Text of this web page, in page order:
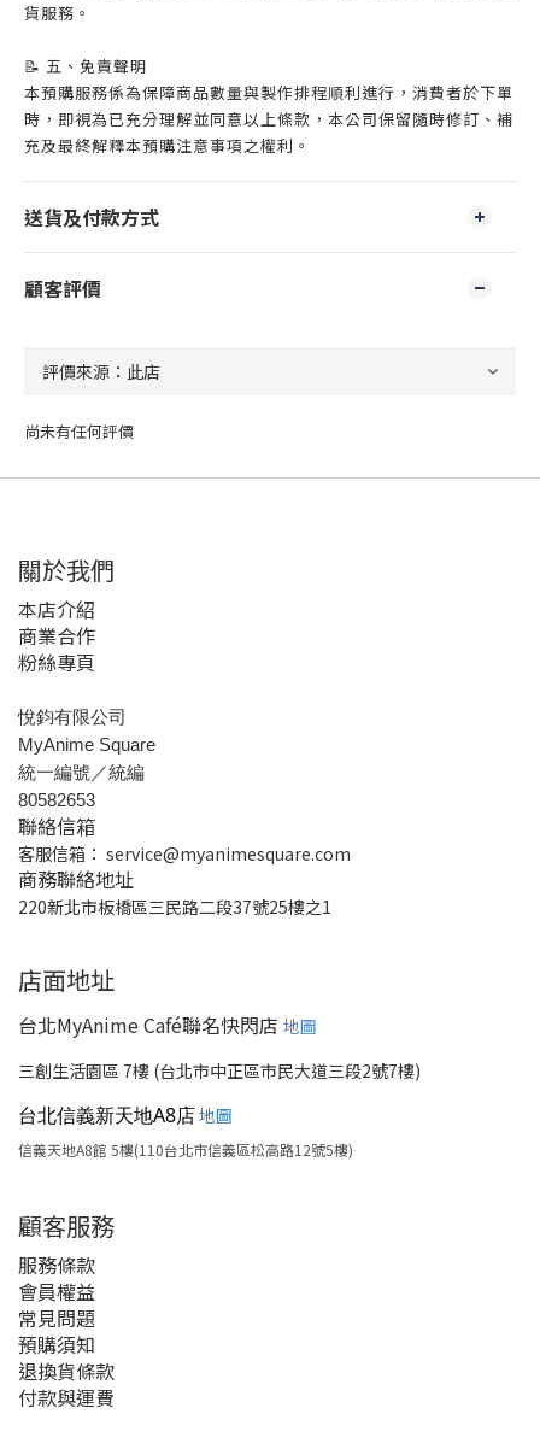
貨服務。
📝 五、免責聲明
本預購服務係為保障商品數量與製作排程順利進行，消費者於下單
時，即視為已充分理解並同意以上條款，本公司保留隨時修訂、補
充及最終解釋本預購注意事項之權利。
送貨及付款方式
顧客評價
尚未有任何評價
關於我們
本店介紹
商業合作
粉絲專頁
悅鈞有限公司
MyAnime Square
統一編號／統編
80582653
聯絡信箱
客服信箱： service@myanimesquare.com
商務聯絡地址
220新北市板橋區三民路二段37號25樓之1
店面地址
台北MyAnime Café聯名快閃店 地圖
三創生活園區 7樓 (台北市中正區市民大道三段2號7樓)
台北信義新天地A8店地圖
信義天地A8館 5樓(110台北市信義區松高路12號5樓)
顧客服務
服務條款
會員權益
常見問題
預購須知
退換貨條款
付款與運費